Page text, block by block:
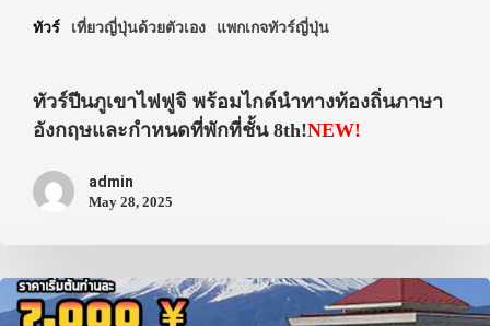
ทัวร์ เที่ยวญี่ปุ่นด้วยตัวเอง แพกเกจทัวร์ญี่ปุ่น
ทัวร์ปีนภูเขาไฟฟูจิ พร้อมไกด์นำทางท้องถิ่นภาษา
อังกฤษและกำหนดที่พักที่ชั้น 8th!NEW!
admin
May 28, 2025
VIDEO